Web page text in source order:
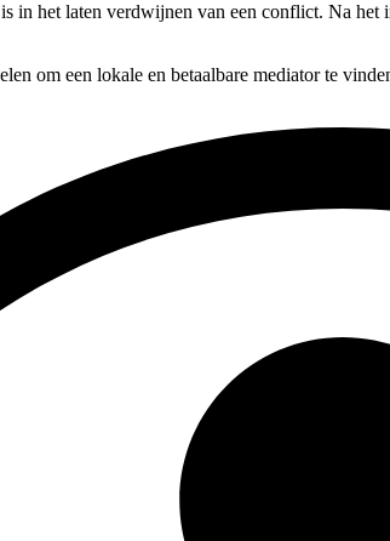
in het laten verdwijnen van een conflict. Na
om een lokale en betaalbare mediator te